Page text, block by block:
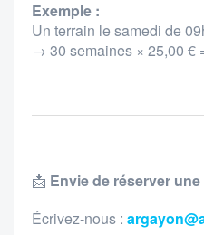
Exemple :
Un terrain le samedi de
→ 30 semaines × 25,00 €
📩 Envie de réserver
Écrivez-nous :